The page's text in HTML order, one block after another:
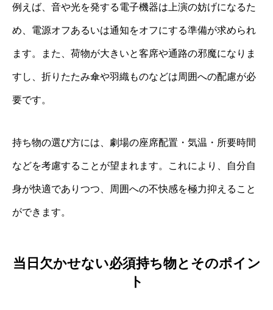
例えば、音や光を発する電子機器は上演の妨げになるた
め、電源オフあるいは通知をオフにする準備が求められ
ます。また、荷物が大きいと客席や通路の邪魔になりま
すし、折りたたみ傘や羽織ものなどは周囲への配慮が必
要です。
持ち物の選び方には、劇場の座席配置・気温・所要時間
などを考慮することが望まれます。これにより、自分自
身が快適でありつつ、周囲への不快感を極力抑えること
ができます。
当日欠かせない必須持ち物とそのポイン
ト